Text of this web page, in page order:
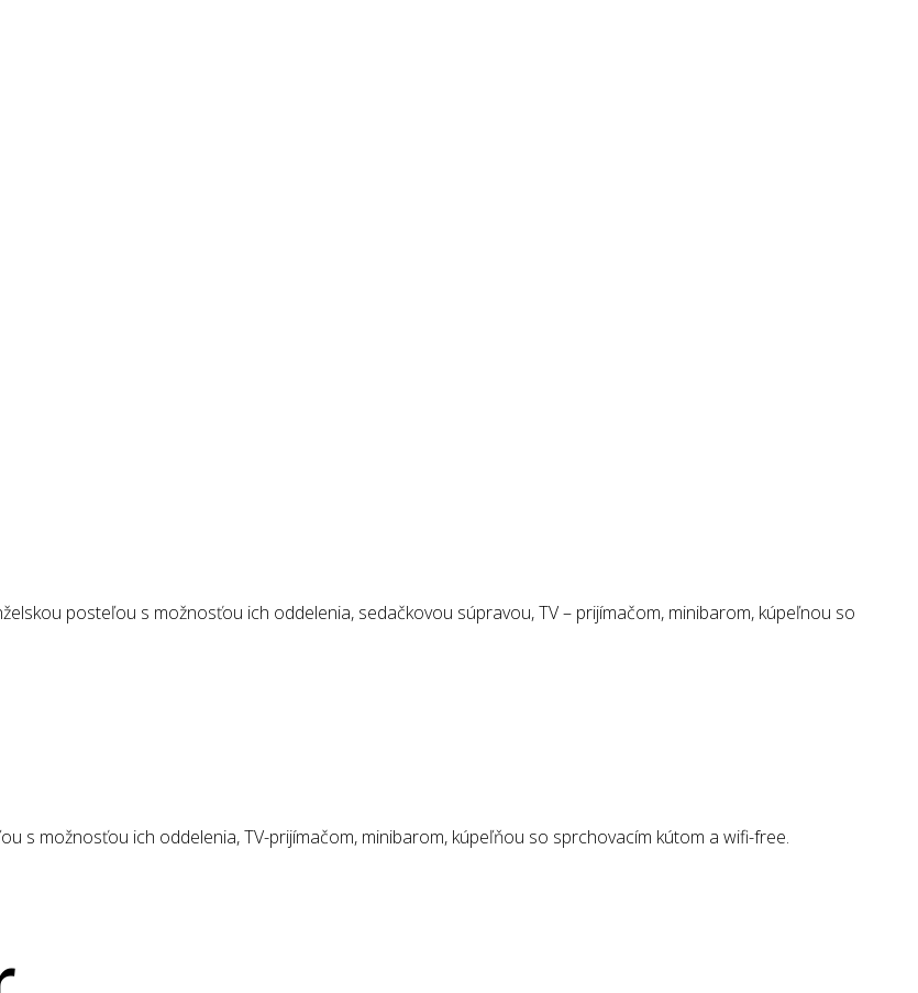
posteľou s možnosťou ich oddelenia, sedačkovou súpravou, TV – prijímačom, minibarom, kúpeľnou so
s možnosťou ich oddelenia, TV-prijímačom, minibarom, kúpeľňou so sprchovacím kútom a wifi-free.